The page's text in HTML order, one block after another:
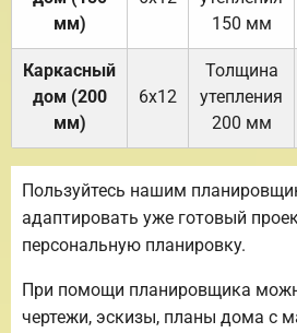
мм)
150 мм
Каркасный
дом (200
мм)
6х12
Толщина
утепления
200 мм
Пользуйтесь нашим
адаптировать уже готовый
персональную планировку.
При помощи планировщика
чертежи, эскизы, планы дома с